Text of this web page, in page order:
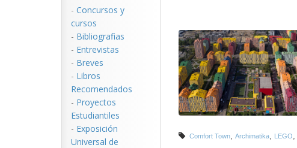
- Concursos y
cursos
- Bibliografias
- Entrevistas
- Breves
- Libros
Recomendados
- Proyectos
Estudiantiles
- Exposición
Universal de
Comfort Town, Archimatika, LEGO,